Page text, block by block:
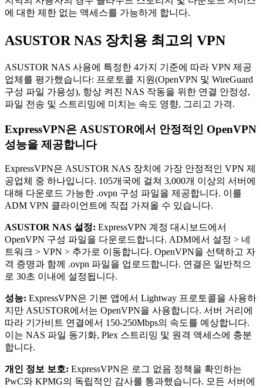
에 대한 제한 없는 액세스를 가능하게 합니다.
ASUSTOR NAS 장치용 최고의 VPN
ASUSTOR NAS 사용에 특정한 4가지 기준에 따라 VPN 제공
업체를 평가했습니다: 프로토콜 지원(OpenVPN 및 WireGuard
구성 파일 가용성), 항상 켜진 NAS 작동을 위한 연결 안정성,
파일 전송 및 스트리밍에 미치는 속도 영향, 그리고 가격.
ExpressVPN은 ASUSTOR에서 안정적인 OpenVPN
성능을 제공합니다
ExpressVPN은 ASUSTOR NAS 장치에 가장 안정적인 VPN 제
공업체 중 하나입니다. 105개국에 걸쳐 3,000개 이상의 서버에
대해 다운로드 가능한 .ovpn 구성 파일을 제공합니다. 이를
ADM VPN 클라이언트에 직접 가져올 수 있습니다.
ASUSTOR NAS 설정: ExpressVPN 계정 대시보드에서
OpenVPN 구성 파일을 다운로드합니다. ADM에서 설정 > 네
트워크 > VPN > 추가로 이동합니다. OpenVPN을 선택하고 자
격 증명과 함께 .ovpn 파일을 업로드합니다. 연결은 일반적으
로 30초 이내에 설정됩니다.
성능: ExpressVPN은 기본 앱에서 Lightway 프로토콜을 사용하
지만 ASUSTOR에서는 OpenVPN을 사용합니다. 서버 거리에
따라 기가비트 연결에서 150-250Mbps의 속도를 예상합니다.
이는 NAS 파일 동기화, Plex 스트리밍 및 원격 액세스에 충분
합니다.
개인 정보 보호: ExpressVPN은 로그 없음 정책을 확인하는
PwC와 KPMG의 독립적인 감사를 통과했습니다. 모든 서버에